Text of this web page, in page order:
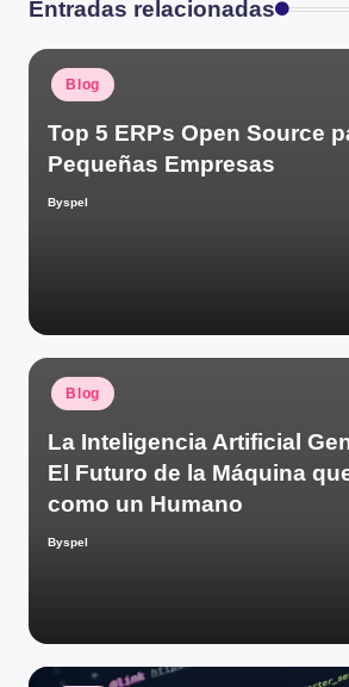
Entradas relacionadas
Publicado
en
Blog
Top 5 ERPs Open Source
Pequeñas Empresas
Publicado
Byspel
Publicado
en
Blog
La Inteligencia Artificial
El Futuro de la Máquina
como un Humano
Publicado
Byspel